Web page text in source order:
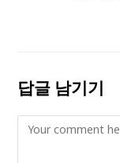
답글 남기기
Comment